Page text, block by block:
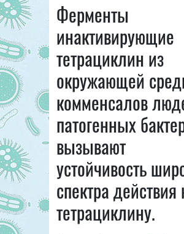
Ферменты
инактивирующие
тетрациклин из
окружающей
комменсалов
патогенных
вызывают
устойчивость
спектра действия
тетрациклину.